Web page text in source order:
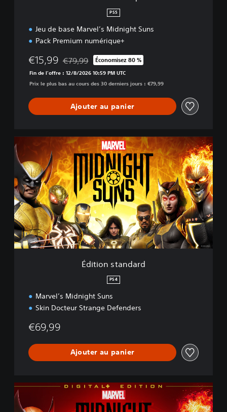
PS5
Jeu de base Marvel’s Midnight Suns
Pack Premium numérique+
€15,99 Remise par rapport au prix d'origine de €79,99
€79,99 Économisez 80 %
Fin de l'offre : 12/8/2026 10:59 PM UTC
Prix le plus bas au cours des 30 derniers jours : €79,99
Ajouter au panier
d
i
o
n
s
t
a
n
d
Édition standard
PS4
Marvel’s Midnight Suns
Skin Docteur Strange Defenders
€69,99
Ajouter au panier
É
d